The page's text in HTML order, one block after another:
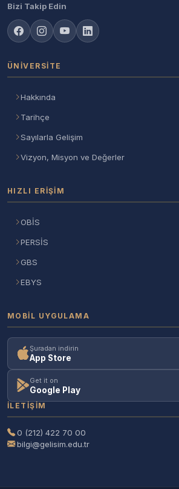
Bizi Takip Edin
ÜNIVERSITE
Hakkında
Tarihçe
Sayılarla Gelişim
Vizyon, Misyon ve Değerler
HIZLI ERIŞIM
OBİS
PERSİS
GBS
EBYS
MOBIL UYGULAMA
Şuradan indirin
App Store
Get it on
Google Play
İLETIŞIM
0 (212) 422 70 00
bilgi@gelisim.edu.tr